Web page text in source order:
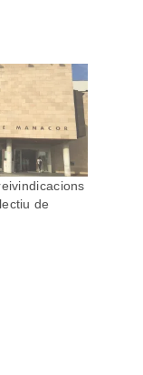
de